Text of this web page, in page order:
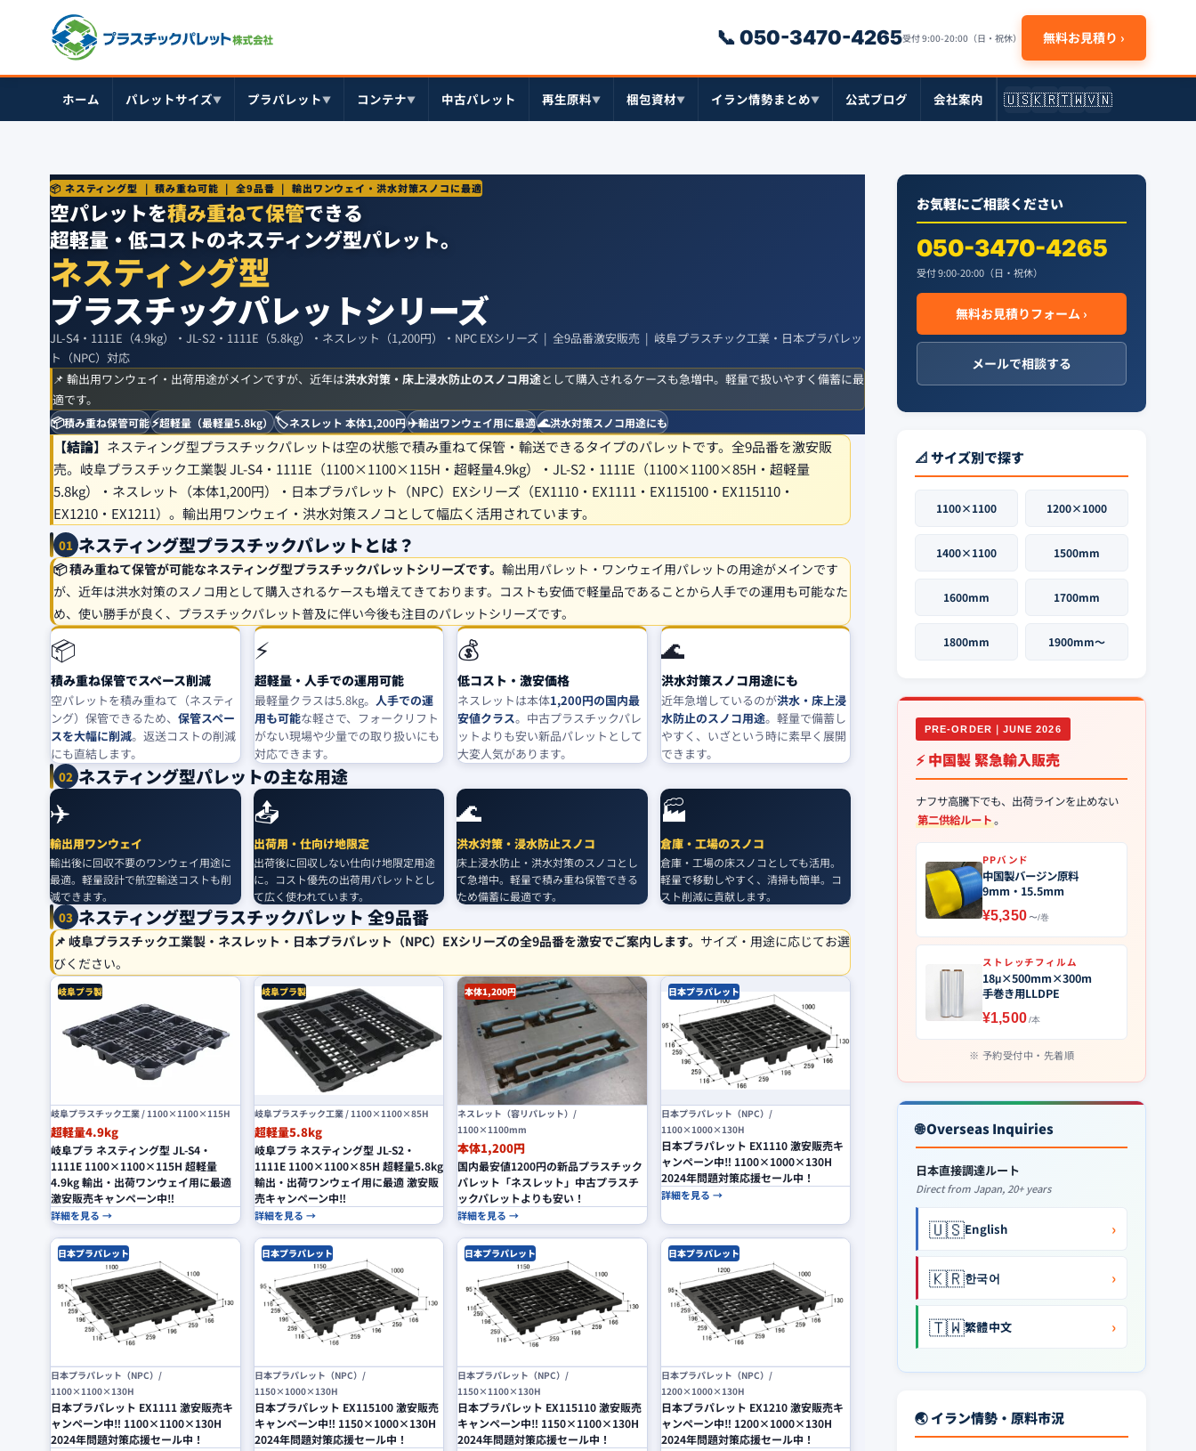
📞 050-3470-4265受付 9:00-20:00（日・祝休） 無料お見積り ›
ホーム パレットサイズ▼ プラパレット▼ コンテナ▼ 中古パレット 再生原料▼ 梱包資材▼ イラン情勢まとめ▼ 公式ブログ 会社案内 🇺🇸🇰🇷🇹🇼🇻🇳
📦 ネスティング型 | 積み重ね可能 | 全9品番 | 輸出ワンウェイ・洪水対策スノコに最適
空パレットを積み重ねて保管できる
超軽量・低コストのネスティング型パレット。
ネスティング型
プラスチックパレットシリーズ
JL-S4・1111E（4.9kg）・JL-S2・1111E（5.8kg）・ネスレット（1,200円）・NPC EXシリーズ | 全9品番激安販売 | 岐阜プラスチック工業・日本プラパレッ
ト（NPC）対応
📌 輸出用ワンウェイ・出荷用途がメインですが、近年は洪水対策・床上浸水防止のスノコ用途として購入されるケースも急増中。軽量で扱いやすく備蓄に最
適です。
📦積み重ね保管可能⚡超軽量（最軽量5.8kg）🏷️ネスレット 本体1,200円✈️輸出ワンウェイ用に最適🌊洪水対策スノコ用途にも
【結論】 ネスティング型プラスチックパレットは空の状態で積み重ねて保管・輸送できるタイプのパレットです。全9品番を激安販
売。岐阜プラスチック工業製 JL-S4・1111E（1100×1100×115H・超軽量4.9kg）・JL-S2・1111E（1100×1100×85H・超軽量
5.8kg）・ネスレット（本体1,200円）・日本プラパレット（NPC）EXシリーズ（EX1110・EX1111・EX115100・EX115110・
EX1210・EX1211）。輸出用ワンウェイ・洪水対策スノコとして幅広く活用されています。
01 ネスティング型プラスチックパレットとは？
📦 積み重ねて保管が可能なネスティング型プラスチックパレットシリーズです。 輸出用パレット・ワンウェイ用パレットの用途がメインです
が、近年は洪水対策のスノコ用として購入されるケースも増えてきております。コストも安価で軽量品であることから人手での運用も可能なた
め、使い勝手が良く、プラスチックパレット普及に伴い今後も注目のパレットシリーズです。
📦
積み重ね保管でスペース削減
空パレットを積み重ねて（ネスティ
ング）保管できるため、 保管スペー
スを大幅に削減。返送コストの削減
にも直結します。
⚡
超軽量・人手での運用可能
最軽量クラスは5.8kg。 人手での運
用も可能な軽さで、フォークリフト
がない現場や少量での取り扱いにも
対応できます。
💰
低コスト・激安価格
ネスレットは本体1,200円の国内最
安値クラス。中古プラスチックパレ
ットよりも安い新品パレットとして
大変人気があります。
🌊
洪水対策スノコ用途にも
近年急増しているのが洪水・床上浸
水防止のスノコ用途。軽量で備蓄し
やすく、いざという時に素早く展開
できます。
02 ネスティング型パレットの主な用途
✈️
輸出用ワンウェイ
輸出後に回収不要のワンウェイ用途に
最適。軽量設計で航空輸送コストも削
減できます。
📤
出荷用・仕向け地限定
出荷後に回収しない仕向け地限定用途
に。コスト優先の出荷用パレットとし
て広く使われています。
🌊
洪水対策・浸水防止スノコ
床上浸水防止・洪水対策のスノコとし
て急増中。軽量で積み重ね保管できる
ため備蓄に最適です。
🏭
倉庫・工場のスノコ
倉庫・工場の床スノコとしても活用。
軽量で移動しやすく、清掃も簡単。コ
スト削減に貢献します。
03 ネスティング型プラスチックパレット 全9品番
📌 岐阜プラスチック工業製・ネスレット・日本プラパレット（NPC）EXシリーズの全9品番を激安でご案内します。 サイズ・用途に応じてお選
びください。
岐阜プラ製
岐阜プラスチック工業 / 1100×1100×115H
超軽量4.9kg
岐阜プラ ネスティング型 JL-S4・
1111E 1100×1100×115H 超軽量
4.9kg 輸出・出荷ワンウェイ用に最適
激安販売キャンペーン中‼︎
詳細を見る →
岐阜プラ製
岐阜プラスチック工業 / 1100×1100×85H
超軽量5.8kg
岐阜プラ ネスティング型 JL-S2・
1111E 1100×1100×85H 超軽量5.8kg
輸出・出荷ワンウェイ用に最適 激安販
売キャンペーン中‼︎
詳細を見る →
本体1,200円
ネスレット（容リパレット）/
1100×1100mm
本体1,200円
国内最安値1200円の新品プラスチック
パレット「ネスレット」中古プラスチ
ックパレットよりも安い！
詳細を見る →
日本プラパレット
日本プラパレット（NPC）/
1100×1000×130H
日本プラパレット EX1110 激安販売キ
ャンペーン中‼ 1100×1000×130H
2024年問題対策応援セール中！
詳細を見る →
日本プラパレット
日本プラパレット（NPC）/
1100×1100×130H
日本プラパレット EX1111 激安販売キ
ャンペーン中‼ 1100×1100×130H
2024年問題対策応援セール中！
日本プラパレット
日本プラパレット（NPC）/
1150×1000×130H
日本プラパレット EX115100 激安販売
キャンペーン中‼ 1150×1000×130H
2024年問題対策応援セール中！
日本プラパレット
日本プラパレット（NPC）/
1150×1100×130H
日本プラパレット EX115110 激安販売
キャンペーン中‼ 1150×1100×130H
2024年問題対策応援セール中！
日本プラパレット
日本プラパレット（NPC）/
1200×1000×130H
日本プラパレット EX1210 激安販売キ
ャンペーン中‼ 1200×1000×130H
2024年問題対策応援セール中！
お気軽にご相談ください
050-3470-4265
受付 9:00-20:00（日・祝休）
無料お見積りフォーム ›
メールで相談する
📐 サイズ別で探す
1100×1100 1200×1000
1400×1100 1500mm
1600mm 1700mm
1800mm 1900mm〜
PRE-ORDER｜JUNE 2026
⚡ 中国製 緊急輸入販売
ナフサ高騰下でも、出荷ラインを止めない
第二供給ルート。
PPバンド
中国製バージン原料
9mm・15.5mm
¥5,350〜/巻
ストレッチフィルム
18μ×500mm×300m
手巻き用LLDPE
¥1,500/本
予約受付中・先着順
🌐 Overseas Inquiries
日本直接調達ルート
Direct from Japan, 20+ years
🇺🇸English ›
🇰🇷한국어 ›
🇹🇼繁體中文 ›
🌏 イラン情勢・原料市況